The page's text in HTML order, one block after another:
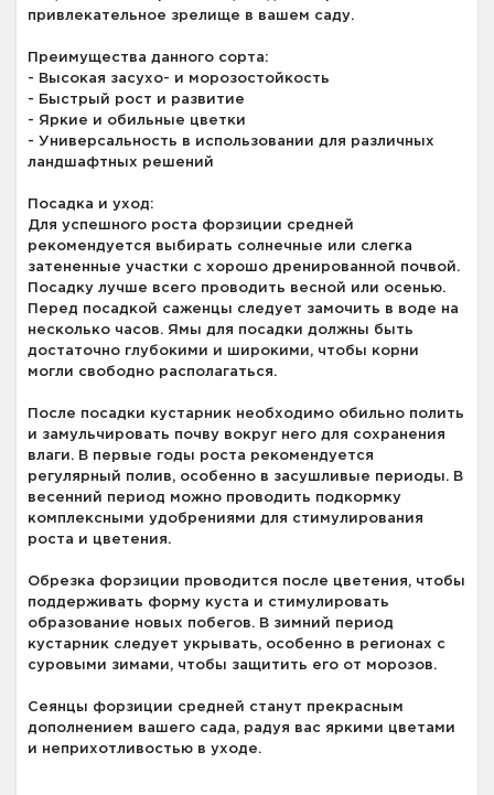
привлекательное зрелище в вашем саду.
Преимущества данного сорта:
- Высокая засухо- и морозостойкость
- Быстрый рост и развитие
- Яркие и обильные цветки
- Универсальность в использовании для различных
ландшафтных решений
Посадка и уход:
Для успешного роста форзиции средней
рекомендуется выбирать солнечные или слегка
затененные участки с хорошо дренированной почвой.
Посадку лучше всего проводить весной или осенью.
Перед посадкой саженцы следует замочить в воде на
несколько часов. Ямы для посадки должны быть
достаточно глубокими и широкими, чтобы корни
могли свободно располагаться.
После посадки кустарник необходимо обильно полить
и замульчировать почву вокруг него для сохранения
влаги. В первые годы роста рекомендуется
регулярный полив, особенно в засушливые периоды. В
весенний период можно проводить подкормку
комплексными удобрениями для стимулирования
роста и цветения.
Обрезка форзиции проводится после цветения, чтобы
поддерживать форму куста и стимулировать
образование новых побегов. В зимний период
кустарник следует укрывать, особенно в регионах с
суровыми зимами, чтобы защитить его от морозов.
Сеянцы форзиции средней станут прекрасным
дополнением вашего сада, радуя вас яркими цветами
и неприхотливостью в уходе.